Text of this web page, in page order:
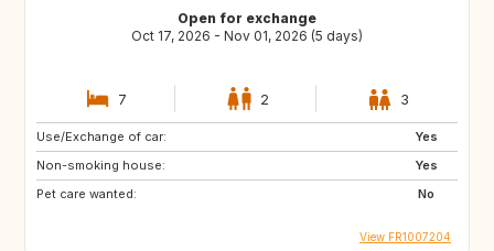
Open for exchange
Oct 17, 2026 - Nov 01, 2026 (5 days)
7 2 3
Use/Exchange of car:
Yes
Non-smoking house:
Yes
Pet care wanted:
No
View FR1007204